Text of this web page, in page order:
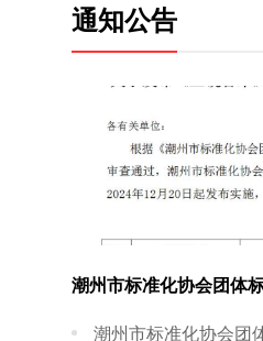
通知公告
潮州市标准化协会团体